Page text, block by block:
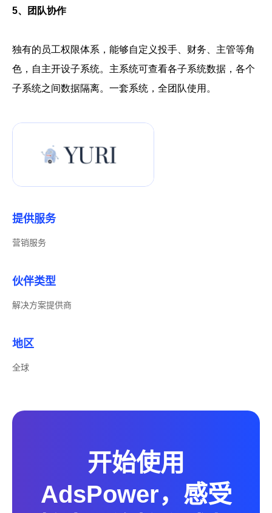
5、团队协作
独有的员工权限体系，能够自定义投手、财务、主管等角
色，自主开设子系统。主系统可查看各子系统数据，各个
子系统之间数据隔离。一套系统，全团队使用。
提供服务
营销服务
伙伴类型
解决方案提供商
地区
全球
开始使用
AdsPower，感受